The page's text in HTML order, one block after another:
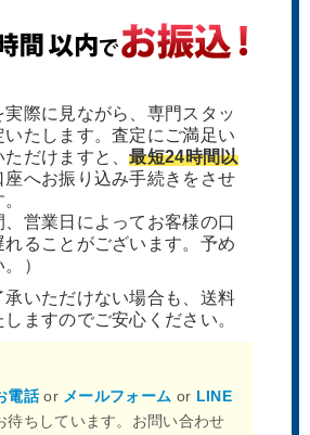
際に見ながら、専門スタッ
いたします。査定にご満足い
ただけますと、最短24時間以
座へお振り込み手続きをさせ
、営業日によってお客様の口
れることがございます。予め
）
承いただけない場合も、送料
ますのでご安心ください。
電話or メールフォーム or LINE
待ちしています。お問い合わせ